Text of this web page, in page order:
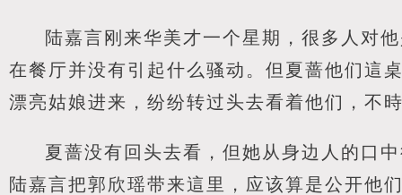
陆嘉言刚来华美才一个星期，很多人对
在餐厅并没有引起什么骚动。但夏蔷他们這
漂亮姑娘进来，纷纷转过头去看着他们，不
夏蔷没有回头去看，但她从身边人的口
陆嘉言把郭欣瑶带来這里，应该算是公开他